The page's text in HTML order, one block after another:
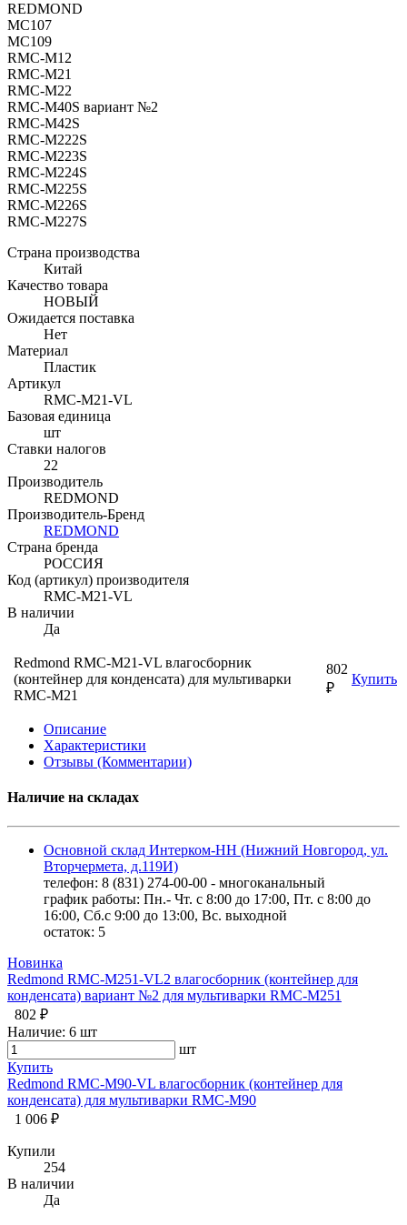
REDMOND
MC107
MC109
RMC-M12
RMC-M21
RMC-M22
RMC-M40S вариант №2
RMC-M42S
RMC-M222S
RMC-M223S
RMC-M224S
RMC-M225S
RMC-M226S
RMC-M227S
Страна производства
Китай
Качество товара
НОВЫЙ
Ожидается поставка
Нет
Материал
Пластик
Артикул
RMC-M21-VL
Базовая единица
шт
Ставки налогов
22
Производитель
REDMOND
Производитель-Бренд
REDMOND
Страна бренда
РОССИЯ
Код (артикул) производителя
RMC-M21-VL
В наличии
Да
Redmond RMC-M21-VL влагосборник
(контейнер для конденсата) для мультиварки
RMC-M21
802
₽
Купить
Описание
Характеристики
Отзывы (Комментарии)
Наличие на складах
Основной склад Интерком-НН (Нижний Новгород, ул.
Вторчермета, д.119И)
телефон: 8 (831) 274-00-00 - многоканальный
график работы: Пн.- Чт. с 8:00 до 17:00, Пт. с 8:00 до
16:00, Сб.с 9:00 до 13:00, Вс. выходной
остаток: 5
Новинка
Redmond RMC-M251-VL2 влагосборник (контейнер для
конденсата) вариант №2 для мультиварки RMC-M251
802 ₽
Наличие: 6 шт
шт
Купить
Redmond RMC-M90-VL влагосборник (контейнер для
конденсата) для мультиварки RMC-M90
1 006 ₽
Купили
254
В наличии
Да